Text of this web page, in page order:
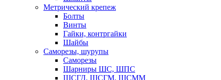
Метрический крепеж
Болты
Винты
Гайки, контргайки
Шайбы
Саморезы, шурупы
Саморезы
Шарниры ШС, ШПС
ШСГД, ШСГМ, ШСММ